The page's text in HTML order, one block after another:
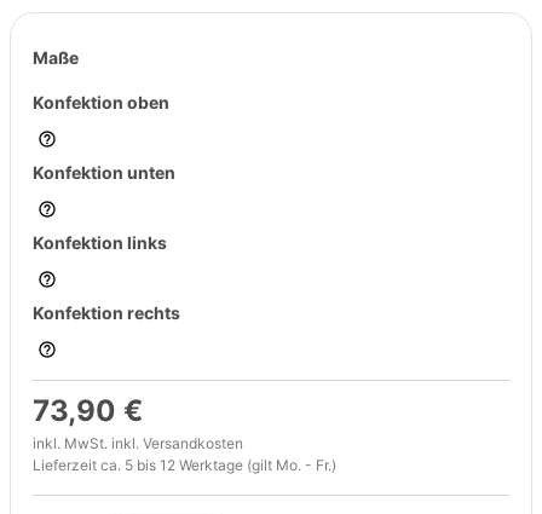
Maße
Konfektion oben
Konfektion unten
Konfektion links
Konfektion rechts
73,90 €
inkl. MwSt. inkl. Versandkosten
Lieferzeit ca. 5 bis 12 Werktage (gilt Mo. - Fr.)